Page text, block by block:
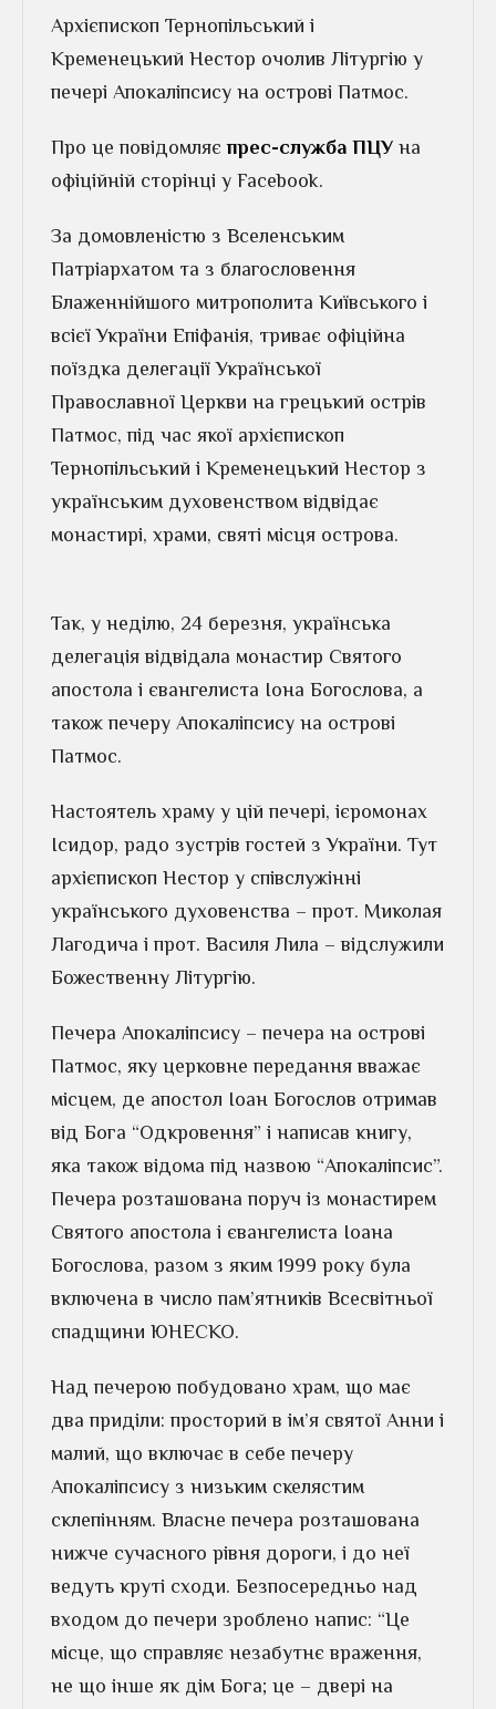
Архієпископ Тернопільський і
Кременецький Нестор очолив Літургію у
печері Апокаліпсису на острові Патмос.
Про це повідомляєпрес-служба ПЦУ на
офіційній сторінці у Facebook.
За домовленістю з Вселенським
Патріархатом та з благословення
Блаженнійшого митрополита Київського і
всієї України Епіфанія, триває офіційна
поїздка делегації Української
Православної Церкви на грецький острів
Патмос, під час якої архієпископ
Тернопільський і Кременецький Нестор з
українським духовенством відвідає
монастирі, храми, святі місця острова.
Так, у неділю, 24 березня, українська
делегація відвідала монастир Святого
апостола і євангелиста Іона Богослова, а
також печеру Апокаліпсису на острові
Патмос.
Настоятель храму у цій печері, ієромонах
Ісидор, радо зустрів гостей з України. Тут
архієпископ Нестор у співслужінні
українського духовенства – прот. Миколая
Лагодича і прот. Василя Лила – відслужили
Божественну Літургію.
Печера Апокаліпсису – печера на острові
Патмос, яку церковне передання вважає
місцем, де апостол Іоан Богослов отримав
від Бога “Одкровення” і написав книгу,
яка також відома під назвою “Апокаліпсис”.
Печера розташована поруч із монастирем
Святого апостола і євангелиста Іоана
Богослова, разом з яким 1999 року була
включена в число пам’ятників Всесвітньої
спадщини ЮНЕСКО.
Над печерою побудовано храм, що має
два приділи: просторий в ім’я святої Анни і
малий, що включає в себе печеру
Апокаліпсису з низьким скелястим
склепінням. Власне печера розташована
нижче сучасного рівня дороги, і до неї
ведуть круті сходи. Безпосередньо над
входом до печери зроблено напис: “Це
місце, що справляє незабутнє враження,
не що інше як дім Бога; це – двері на